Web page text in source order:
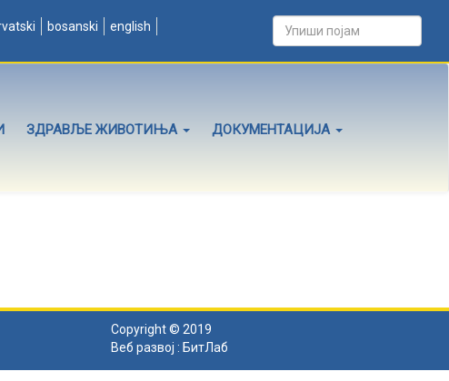
bosanski english
ЗДРАВЉЕ ЖИВОТИЊА ДОКУМЕНТАЦИЈА
Copyright © 2019
Веб развој : БитЛаб